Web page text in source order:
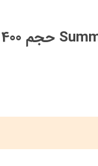
لوسیون سولاریوم برانشوگر مدل Summer Girl حجم 400